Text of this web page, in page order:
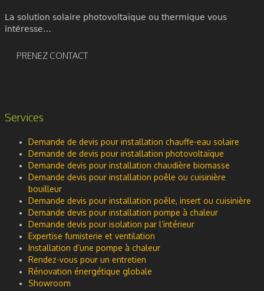
La solution solaire photovoltaïque ou thermique vous
intéresse…
PRENEZ CONTACT
Services
Demande de devis pour installation chauffe-eau solaire
Demande de devis pour installation photovoltaïque
Demande devis pour installation chaudière biomasse
Demande devis pour installation poêle ou cuisinière
bouilleur
Demande devis pour installation poêle, insert ou cuisinière
Demande devis pour installation pompe à chaleur
Demande devis pour isolation par l’intérieur
Expertise fumisterie et ventilation
Installation d’une pompe à chaleur
Rendez-vous pour un entretien
Rénovation énergétique globale
Showroom